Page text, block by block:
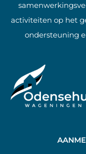
activiteiten op het
ondersteuning